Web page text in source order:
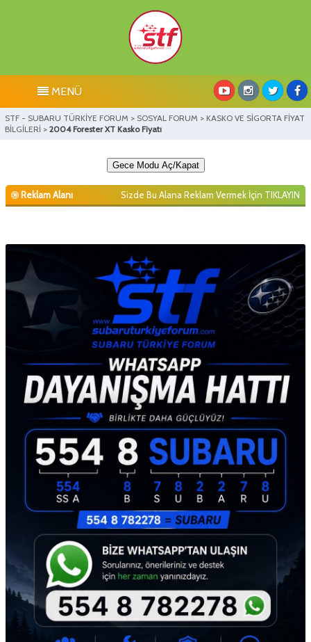
MENÜ
STF - SUBARU TÜRKİYE FORUM > SOSYAL FORUM > KASKO VE SİGORTA FİYAT
BİLGİLERİ > 2004 Forester XT Kasko Fiyatı
Gece Modu Aç/Kapat
Reklam Alanı Sizde Bu Alana Reklam Vermek İçin TIKLAYIN